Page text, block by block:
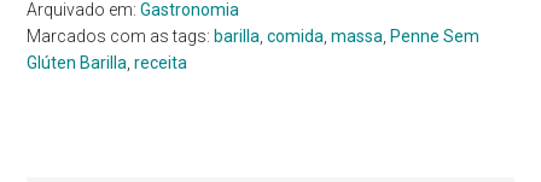
Arquivado em:Gastronomia
Marcados com as tags: barilla ,comida ,massa Penne Sem
Glúten Barilla ,receita